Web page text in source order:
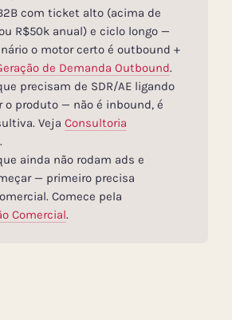
com ticket alto (acima de
R$50k anual) e ciclo longo —
o motor certo é outbound +
de Demanda Outbound.
precisam de SDR/AE ligando
o produto — não é inbound, é
Veja Consultoria
.
ainda não rodam ads e
— primeiro precisa
Comece pela
Comercial.